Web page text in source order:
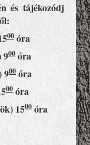
és tájékozódj
00 óra
900 óra
900 óra
00 óra
1500 óra